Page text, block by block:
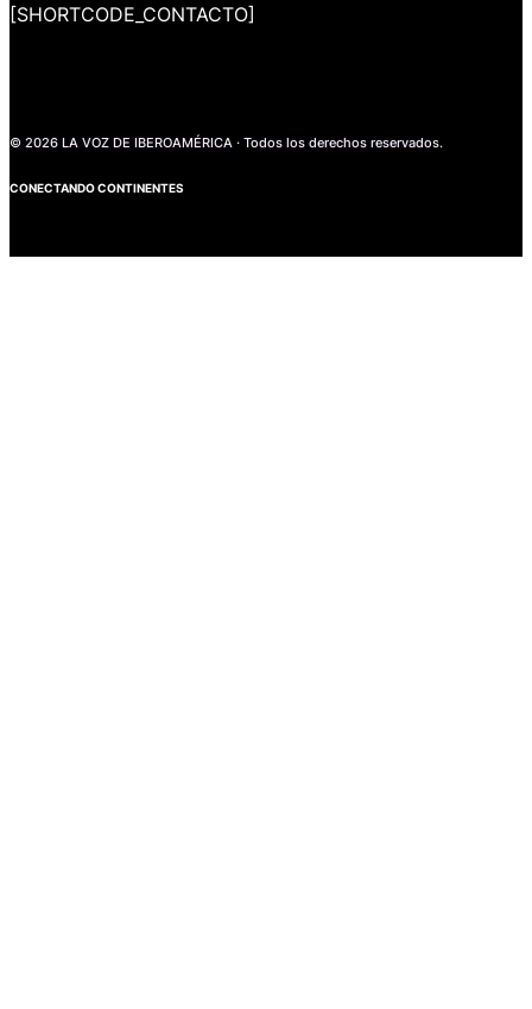
[SHORTCODE_CONTACTO]
© 2026 LA VOZ DE IBEROAMÉRICA · Todos los derechos reservados.
CONECTANDO CONTINENTES